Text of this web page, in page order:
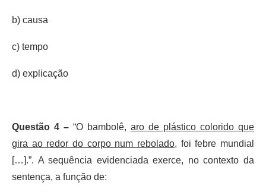
b) causa
c) tempo
d) explicação
Questão 4 – “O bambolê, aro de plástico colorido que
gira ao redor do corpo num rebolado, foi febre mundial
[…].”. A sequência evidenciada exerce, no contexto da
sentença, a função de: